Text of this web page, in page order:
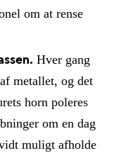
om at rense
Hver gang
metallet, og det
horn poleres
om en dag
muligt afholde